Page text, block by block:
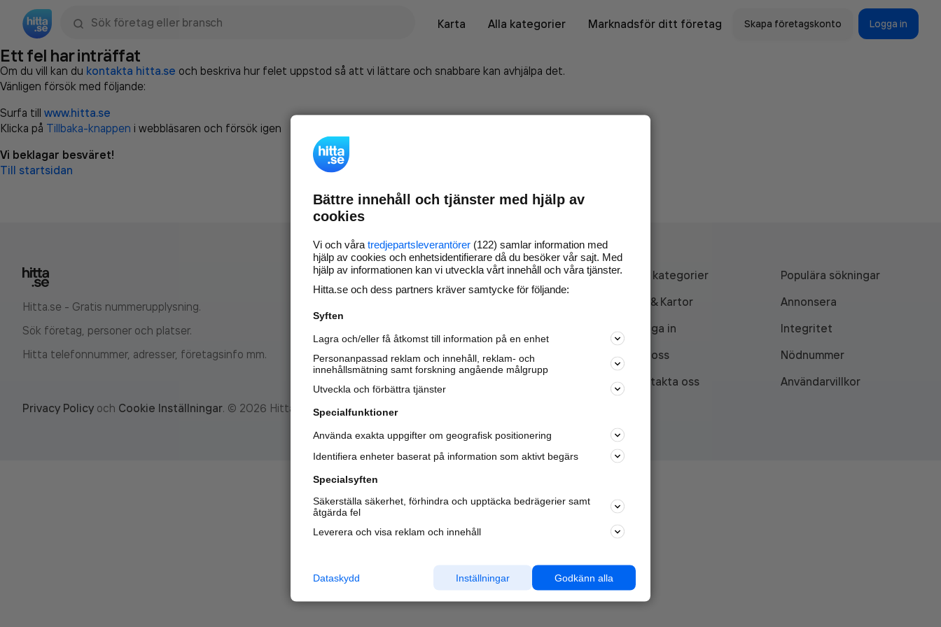
Karta
Alla kategorier Marknadsför ditt företag Skapa företagskonto Logga in
Ett fel har inträffat
Om du vill kan du kontakta hitta.se och beskriva hur felet uppstod så att vi lättare och snabbare kan avhjälpa det.
Vänligen försök med följande:
Surfa till www.hitta.se
Klicka på Tillbaka-knappen i webbläsaren och försök igen
Vi beklagar besväret!
Till startsidan
Hitta.se - Gratis nummerupplysning.
Sök företag, personer och platser.
Hitta telefonnummer, adresser, företagsinfo mm.
Marknadsför företaget på
nya kunder och
samarbetspartners nära dig.
Läs mer här
Alla kategorier
Populära sökningar
API & Kartor
Annonsera
Logga in
Integritet
Om oss
Nödnummer
Kontakta oss
Användarvillkor
Privacy Policy och Cookie Inställningar. © 2026 Hitta.se
Bättre innehåll och tjänster med hjälp av
cookies
Vi och våra tredjepartsleverantörer (122) samlar information med
hjälp av cookies och enhetsidentifierare då du besöker vår sajt. Med
hjälp av informationen kan vi utveckla vårt innehåll och våra tjänster.
Hitta.se och dess partners kräver samtycke för följande:
Syften
Lagra och/eller få åtkomst till information på en enhet
Personanpassad reklam och innehåll, reklam- och
innehållsmätning samt forskning angående målgrupp
Utveckla och förbättra tjänster
Specialfunktioner
Använda exakta uppgifter om geografisk positionering
Identifiera enheter baserat på information som aktivt begärs
Specialsyften
Säkerställa säkerhet, förhindra och upptäcka bedrägerier samt
åtgärda fel
Leverera och visa reklam och innehåll
Godkänn alla
Inställningar
Dataskydd